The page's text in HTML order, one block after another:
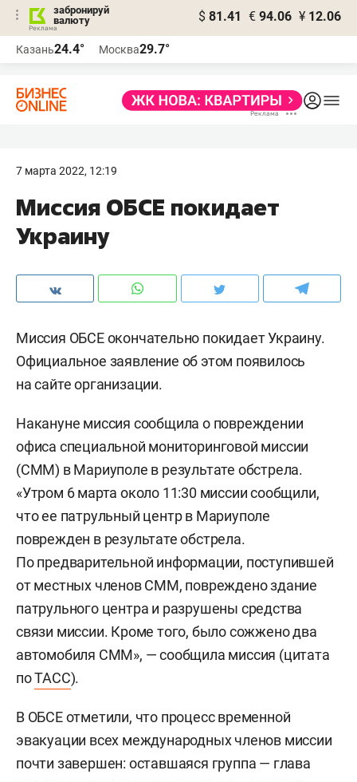
забронируй
валюту
$ 81.41 € 94.06 ¥ 12.06
Казань24.4° Москва29.7°
7 марта 2022, 12:19
Миссия ОБСЕ покидает
Украину
Миссия ОБСЕ окончательно покидает Украину.
Официальное заявление об этом появилось
на сайте организации.
Накануне миссия сообщила о повреждении
офиса специальной мониторинговой миссии
(СММ) в Мариуполе в результате обстрела.
«Утром 6 марта около 11:30 миссии сообщили,
что ее патрульный центр в Мариуполе
поврежден в результате обстрела.
По предварительной информации, поступившей
от местных членов СММ, повреждено здание
патрульного центра и разрушены средства
связи миссии. Кроме того, было сожжено два
автомобиля СММ», — сообщила миссия (цитата
поТАСС).
В ОБСЕ отметили, что процесс временной
эвакуации всех международных членов миссии
почти завершен: оставшаяся группа — глава